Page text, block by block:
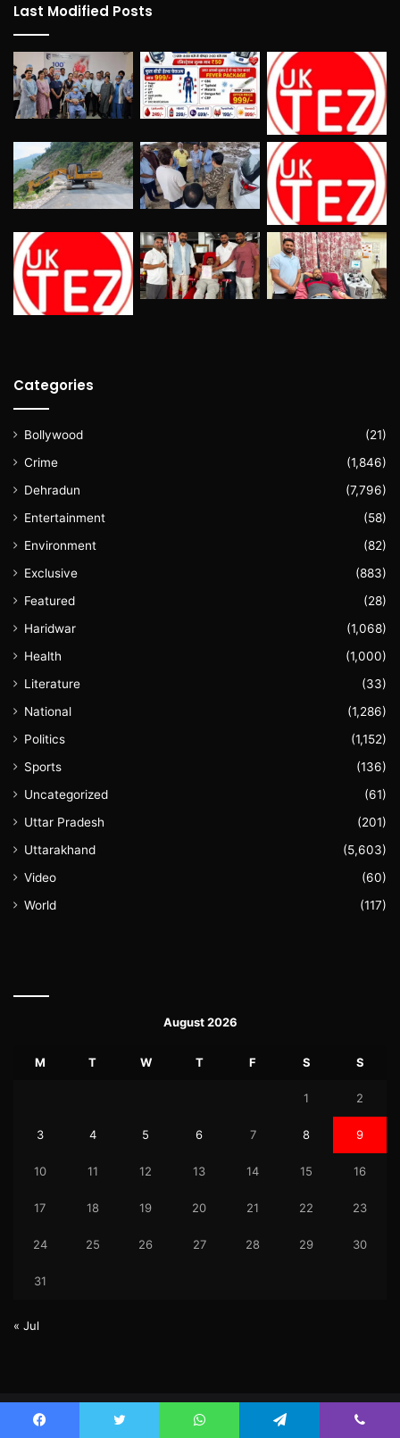
Last Modified Posts
Categories
Bollywood
(21)
Crime
(1,846)
Dehradun
(7,796)
Entertainment
(58)
Environment
(82)
Exclusive
(883)
Featured
(28)
Haridwar
(1,068)
Health
(1,000)
Literature
(33)
National
(1,286)
Politics
(1,152)
Sports
(136)
Uncategorized
(61)
Uttar Pradesh
(201)
Uttarakhand
(5,603)
Video
(60)
World
(117)
August 2026
M T W T F S S
1 2
3 4 5 6 7 8 9
10 11 12 13 14 15 16
17 18 19 20 21 22 23
24 25 26 27 28 29 30
31
« Jul
© Copyright 2026, Uktez All Rights Reserved.